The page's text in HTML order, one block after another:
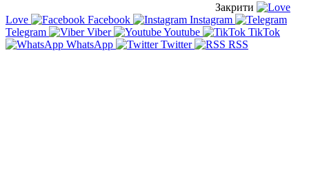
Закрити
Love
Facebook
Instagram
Telegram
Viber Youtube
TikTok
WhatsApp
Twitter RSS